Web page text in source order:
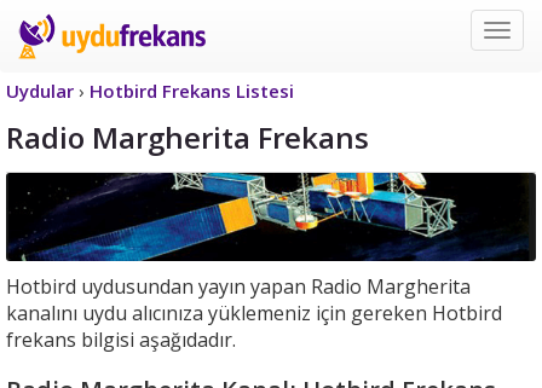
Uydu
Uydular › Hotbird Frekans Listesi
Radio Margherita Frekans
Hotbird uydusundan yayın yapan Radio Margherita
kanalını uydu alıcınıza yüklemeniz için gereken Hotbird
frekans bilgisi aşağıdadır.